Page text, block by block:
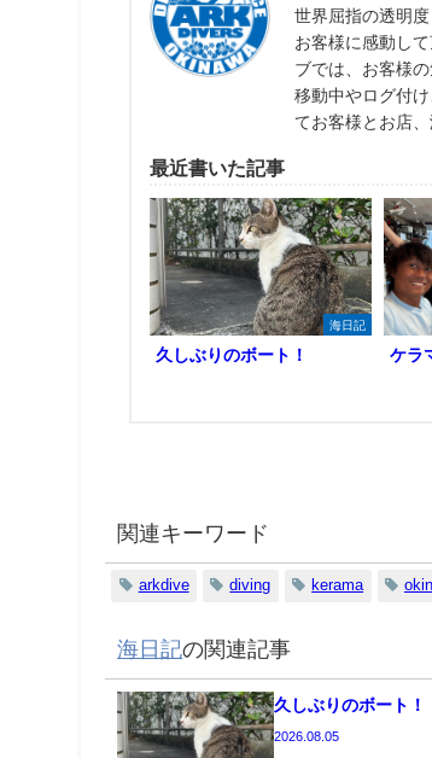
世界屈指の透明
お客様に感動し
ブでは、お客様
移動中やログ付
てお客様とお店
最近書いた記事
海日記
久しぶりのボート！ ケラ
関連キーワード
arkdive diving kerama
海日記の関連記事
久しぶりのボート！
2026.08.05